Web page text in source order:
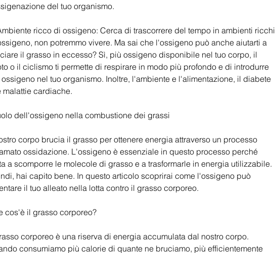
del tuo organismo.
ricco di ossigeno: Cerca di trascorrere del tempo in ambienti ricchi
non potremmo vivere. Ma sai che l'ossigeno può anche aiutarti a
il grasso in eccesso? Sì, più ossigeno disponibile nel tuo corpo, il
o il ciclismo ti permette di respirare in modo più profondo e di introdurre
nel tuo organismo. Inoltre, l'ambiente e l'alimentazione, il diabete
malattie cardiache.
dell'ossigeno nella combustione dei grassi
corpo brucia il grasso per ottenere energia attraverso un processo
ossidazione. L'ossigeno è essenziale in questo processo perché
a scomporre le molecole di grasso e a trasformarle in energia utilizzabile.
hai capito bene. In questo articolo scoprirai come l'ossigeno può
il tuo alleato nella lotta contro il grasso corporeo.
cos'è il grasso corporeo?
corporeo è una riserva di energia accumulata dal nostro corpo.
consumiamo più calorie di quante ne bruciamo, più efficientemente